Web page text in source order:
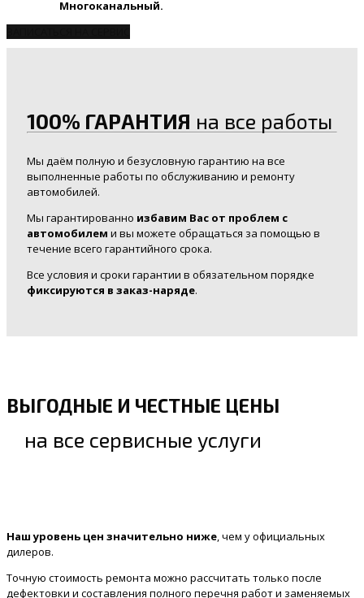
Многоканальный.
100% ГАРАНТИЯ на все работы
Мы даём полную и безусловную гарантию на все
выполненные работы по обслуживанию и ремонту
автомобилей.
Мы гарантированно избавим Вас от проблем с
автомобилем и вы можете обращаться за помощью в
течение всего гарантийного срока.
Все условия и сроки гарантии в обязательном порядке
фиксируются в заказ-наряде.
ВЫГОДНЫЕ И ЧЕСТНЫЕ ЦЕНЫ
на все сервисные услуги
Наш уровень цен значительно ниже , чем у официальных
дилеров.
Точную стоимость ремонта можно рассчитать только после
дефектовки и составления полного перечня работ и заменяемых